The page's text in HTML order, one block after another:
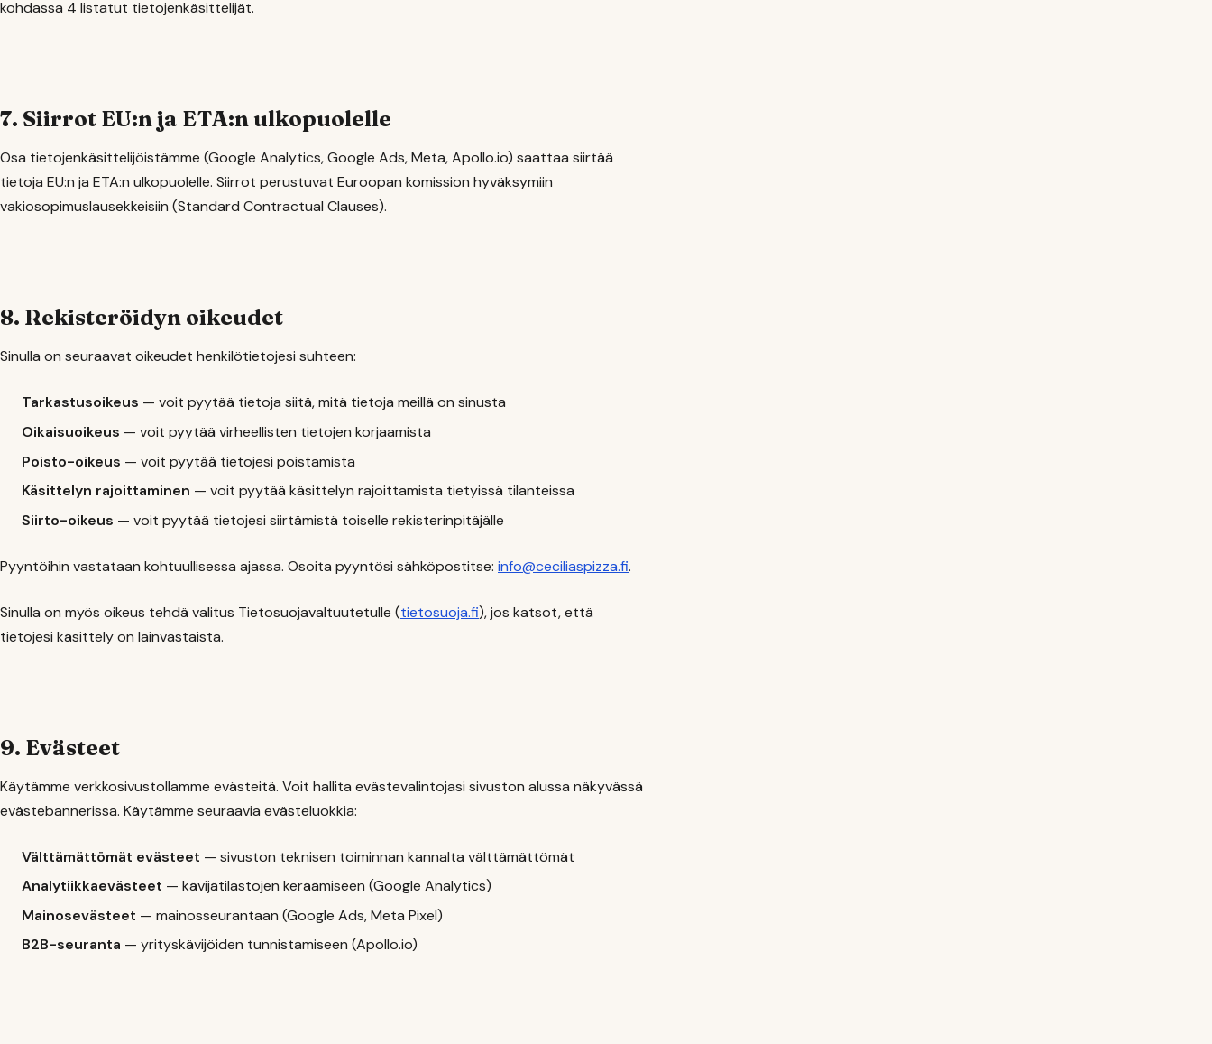
kohdassa 4 listatut tietojenkäsittelijät.
7. Siirrot EU:n ja ETA:n ulkopuolelle
Osa tietojenkäsittelijöistämme (Google Analytics, Google Ads, Meta, Apollo.io) saattaa siirtää
tietoja EU:n ja ETA:n ulkopuolelle. Siirrot perustuvat Euroopan komission hyväksymiin
vakiosopimuslausekkeisiin (Standard Contractual Clauses).
8. Rekisteröidyn oikeudet
Sinulla on seuraavat oikeudet henkilötietojesi suhteen:
Tarkastusoikeus — voit pyytää tietoja siitä, mitä tietoja meillä on sinusta
Oikaisuoikeus — voit pyytää virheellisten tietojen korjaamista
Poisto-oikeus — voit pyytää tietojesi poistamista
Käsittelyn rajoittaminen — voit pyytää käsittelyn rajoittamista tietyissä tilanteissa
Siirto-oikeus — voit pyytää tietojesi siirtämistä toiselle rekisterinpitäjälle
Pyyntöihin vastataan kohtuullisessa ajassa. Osoita pyyntösi sähköpostitse: info@ceciliaspizza.fi.
Sinulla on myös oikeus tehdä valitus Tietosuojavaltuutetulle (tietosuoja.fi), jos katsot, että
tietojesi käsittely on lainvastaista.
9. Evästeet
Käytämme verkkosivustollamme evästeitä. Voit hallita evästevalintojasi sivuston alussa näkyvässä
evästebannerissa. Käytämme seuraavia evästeluokkia:
Välttämättömät evästeet — sivuston teknisen toiminnan kannalta välttämättömät
Analytiikkaevästeet — kävijätilastojen keräämiseen (Google Analytics)
Mainosevästeet — mainosseurantaan (Google Ads, Meta Pixel)
B2B-seuranta — yrityskävijöiden tunnistamiseen (Apollo.io)